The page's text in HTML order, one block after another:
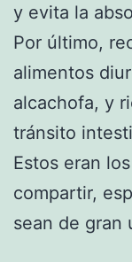
y evita la
Por último,
alimentos
alcachofa, y
tránsito
Estos eran los
compartir,
sean de gran